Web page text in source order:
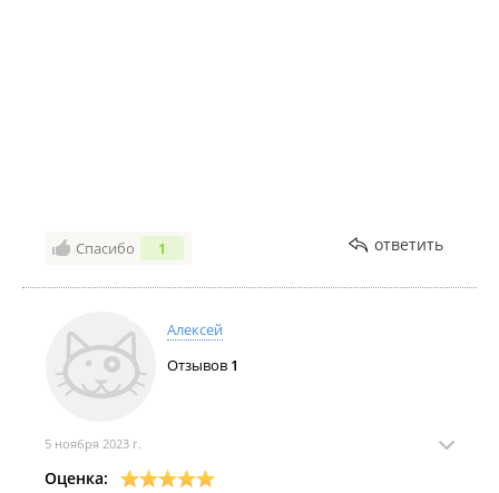
Спасибо 1 ответить
Алексей
Отзывов 1
5 ноября 2023 г.
Оценка: